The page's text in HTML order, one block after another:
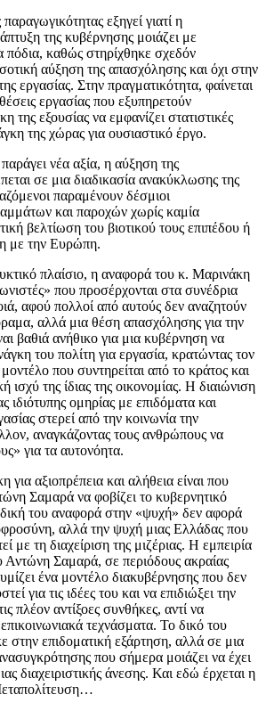
εξηγεί γιατί η
της κυβέρνησης μοιάζει με
πόδια, καθώς στηρίχθηκε σχεδόν
αύξηση της απασχόλησης και όχι στην
εργασίας. Στην πραγματικότητα, φαίνεται
εργασίας που εξυπηρετούν
της εξουσίας να εμφανίζει στατιστικές
της χώρας για ουσιαστικό έργο.
νέα αξία, η αύξηση της
σε μια διαδικασία ανακύκλωσης της
παραμένουν δέσμιοι
και παροχών χωρίς καμία
βελτίωση του βιοτικού τους επιπέδου ή
με την Ευρώπη.
πλαίσιο, η αναφορά του κ. Μαρινάκη
που προσέρχονται στα συνέδρια
αφού πολλοί από αυτούς δεν αναζητούν
αλλά μια θέση απασχόλησης για την
βαθιά ανήθικο για μια κυβέρνηση να
του πολίτη για εργασία, κρατώντας τον
που συντηρείται από το κράτος και
ισχύ της ίδιας της οικονομίας. Η διαιώνιση
ιδιότυπης ομηρίας με επιδόματα και
στερεί από την κοινωνία την
αναγκάζοντας τους ανθρώπους να
για τα αυτονόητα.
αξιοπρέπεια και αλήθεια είναι που
Σαμαρά να φοβίζει το κυβερνητικό
του αναφορά στην «ψυχή» δεν αφορά
αλλά την ψυχή μιας Ελλάδας που
με τη διαχείριση της μιζέριας. Η εμπειρία
Αντώνη Σαμαρά, σε περιόδους ακραίας
ένα μοντέλο διακυβέρνησης που δεν
για τις ιδέες του και να επιδιώξει την
πλέον αντίξοες συνθήκες, αντί να
τεχνάσματα. Το δικό του
στην επιδοματική εξάρτηση, αλλά σε μια
που σήμερα μοιάζει να έχει
διαχειριστικής άνεσης. Και εδώ έρχεται η